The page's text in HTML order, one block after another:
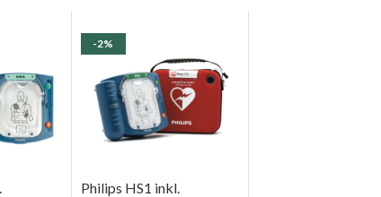
-2%
Philips HS1 inkl.